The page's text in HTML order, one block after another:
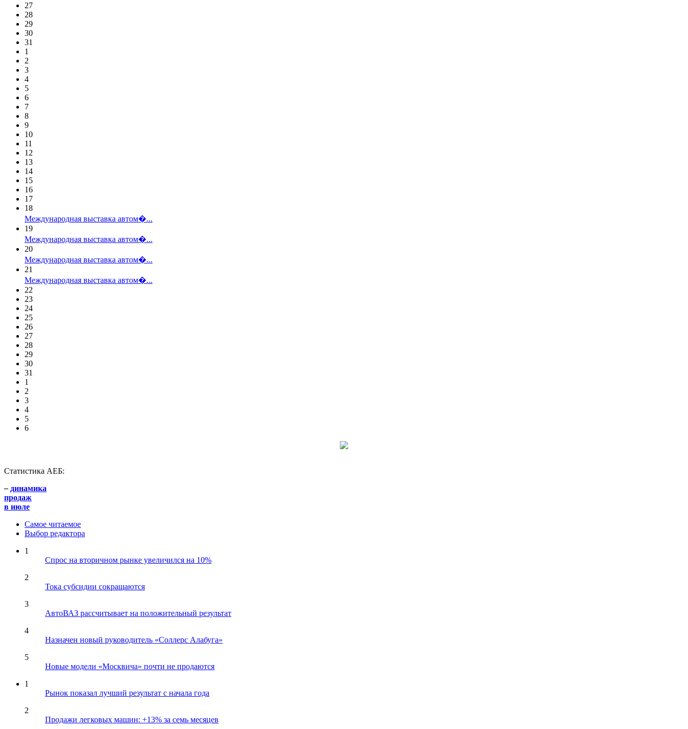
27
28
29
30
31
1
2
3
4
5
6
7
8
9
10
11
12
13
14
15
16
17
18
Международная выставка автом�...
19
Международная выставка автом�...
20
Международная выставка автом�...
21
Международная выставка автом�...
22
23
24
25
26
27
28
29
30
31
1
2
3
4
5
6
Статистика АЕБ:
– динамика
продаж
в июле
Самое читаемое
Выбор редактора
1
Спрос на вторичном рынке увеличился на 10%
2
Тока субсидии сокращаются
3
АвтоВАЗ рассчитывает на положительный результат
4
Назначен новый руководитель «Соллерс Алабуга»
5
Новые модели «Москвича» почти не продаются
1
Рынок показал лучший результат с начала года
2
Продажи легковых машин: +13% за семь месяцев